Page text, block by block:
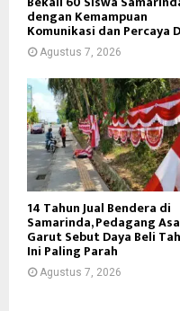
dengan Kemampuan
Komunikasi dan Percaya
Agustus 7, 2026
14 Tahun Jual Bendera di
Samarinda, Pedagang
Garut Sebut Daya Beli
Ini Paling Parah
Agustus 7, 2026